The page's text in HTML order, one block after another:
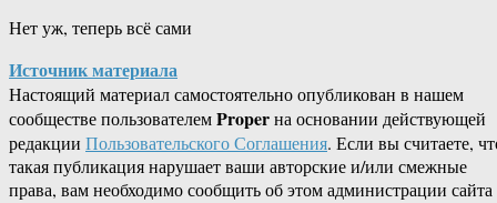
Нет уж, теперь всё сами
Источник материала
Настоящий материал самостоятельно опубликован в нашем
сообществе пользователемProperна основании действующей
редакции Пользовательского Соглашения. Если вы считаете,
такая публикация нарушает ваши авторские и/или смежные
права, вам необходимо сообщить об этом администрации сайта